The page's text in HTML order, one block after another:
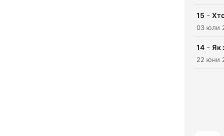
15 -
03 юли
14 - Як
22 юни